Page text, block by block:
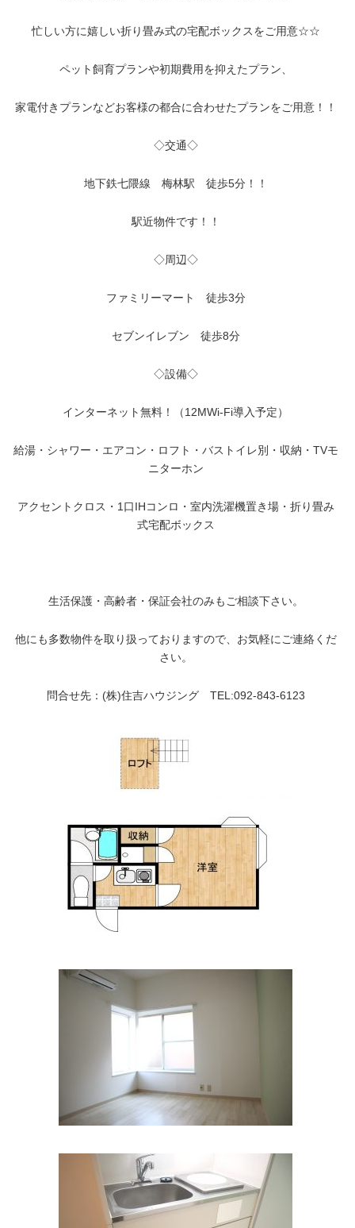
忙しい方に嬉しい折り畳み式の宅配ボックスをご用意☆☆
ペット飼育プランや初期費用を抑えたプラン、
家電付きプランなどお客様の都合に合わせたプランをご用意！！
◇交通◇
地下鉄七隈線 梅林駅 徒歩5分！！
駅近物件です！！
◇周辺◇
ファミリーマート 徒歩3分
セブンイレブン 徒歩8分
◇設備◇
インターネット無料！（12MWi-Fi導入予定）
給湯・シャワー・エアコン・ロフト・バストイレ別・収納・TVモ
ニターホン
アクセントクロス・1口IHコンロ・室内洗濯機置き場・折り畳み
式宅配ボックス
生活保護・高齢者・保証会社のみもご相談下さい。
他にも多数物件を取り扱っておりますので、お気軽にご連絡くだ
さい。
問合せ先：(株)住吉ハウジング TEL:092-843-6123